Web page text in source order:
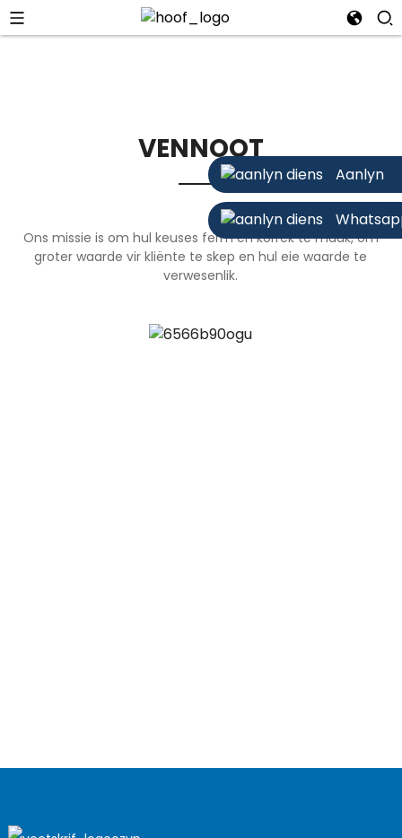
Aanlyn
VENNOOT
Ons missie is om hul keuses ferm en korrek te maak, om
groter waarde vir kliënte te skep en hul eie waarde te
verwesenlik.